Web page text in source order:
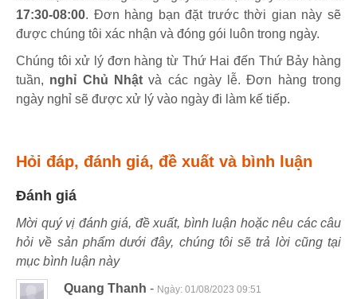
17:30-08:00. Đơn hàng bạn đặt trước thời gian này sẽ
được chúng tôi xác nhận và đóng gói luôn trong ngày.
Chúng tôi xử lý đơn hàng từ Thứ Hai đến Thứ Bảy hàng
tuần, nghỉ Chủ Nhậtvà các ngày lễ. Đơn hàng trong
ngày nghỉ sẽ được xử lý vào ngày đi làm kế tiếp.
Hỏi đáp, đánh giá, đề xuất và bình luận
Đánh giá
Mời quý vị đánh giá, đề xuất, bình luận hoặc nêu các câu
hỏi về sản phẩm dưới đây, chúng tôi sẽ trả lời cũng tại
mục bình luận này
Quang Thanh - Ngày: 01/08/2023 09:51